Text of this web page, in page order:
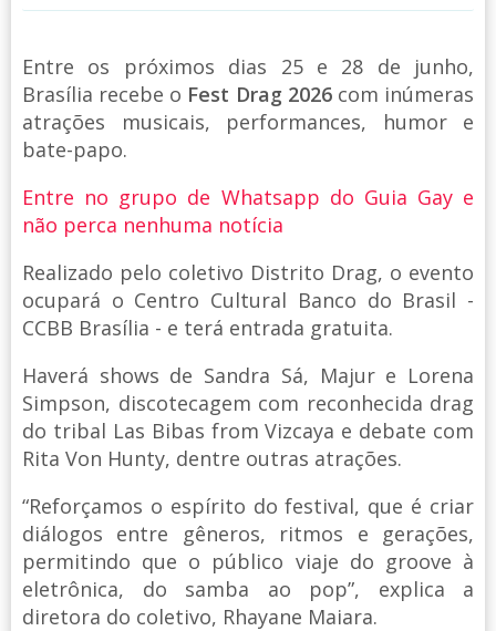
Entre os próximos dias 25 e 28 de junho,
Brasília recebe o Fest Drag 2026com inúmeras
atrações musicais, performances, humor e
bate-papo.
Entre no grupo de Whatsapp do Guia Gay e
não perca nenhuma notícia
Realizado pelo coletivo Distrito Drag, o evento
ocupará o Centro Cultural Banco do Brasil -
CCBB Brasília - e terá entrada gratuita.
Haverá shows de Sandra Sá, Majur e Lorena
Simpson, discotecagem com reconhecida drag
do tribal Las Bibas from Vizcaya e debate com
Rita Von Hunty, dentre outras atrações.
“Reforçamos o espírito do festival, que é criar
diálogos entre gêneros, ritmos e gerações,
permitindo que o público viaje do groove à
eletrônica, do samba ao pop”, explica a
diretora do coletivo, Rhayane Maiara.